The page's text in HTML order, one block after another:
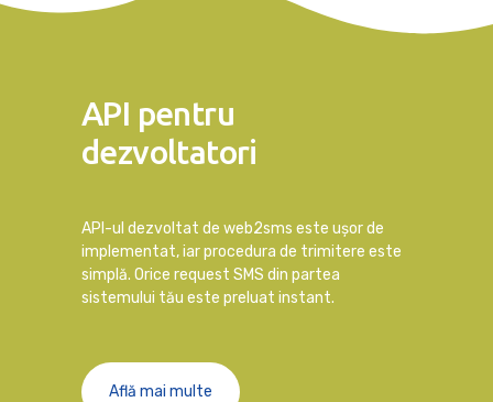
API pentru
dezvoltatori
API-ul dezvoltat de web2sms este ușor de
implementat, iar procedura de trimitere este
simplă. Orice request SMS din partea
sistemului tău este preluat instant.
Află mai multe